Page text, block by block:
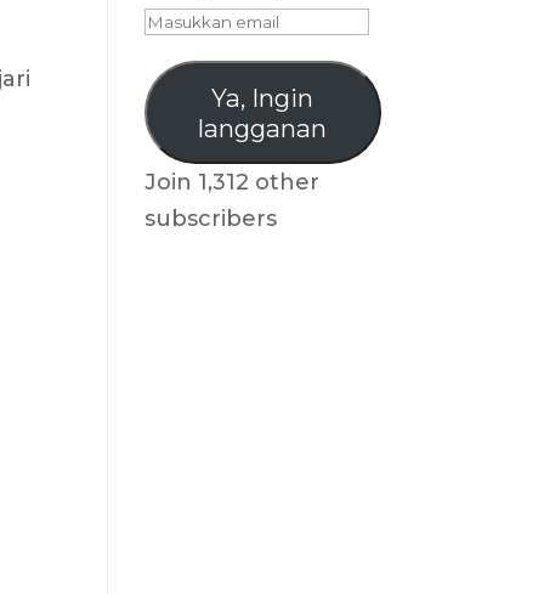
Masukkan
email
Ya, Ingin
langganan
Join 1,312 other
subscribers